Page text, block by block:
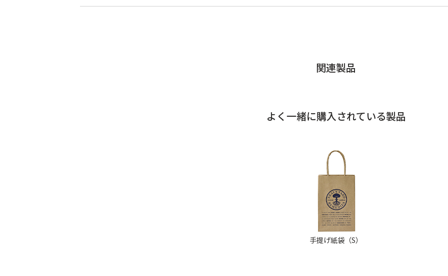
関連製品
よく一緒に購入されている製品
手提げ紙袋（S）